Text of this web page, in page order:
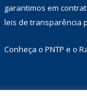
garantimos em
leis de transparência
Conheça o PNTP e o